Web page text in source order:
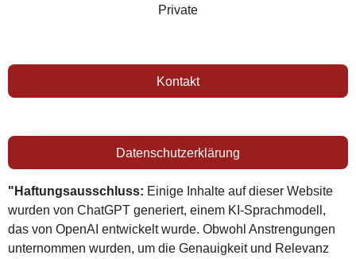
Private
Kontakt
Datenschutzerklärung
"Haftungsausschluss: Einige Inhalte auf dieser Website
wurden von ChatGPT generiert, einem KI-Sprachmodell,
das von OpenAI entwickelt wurde. Obwohl Anstrengungen
unternommen wurden, um die Genauigkeit und Relevanz